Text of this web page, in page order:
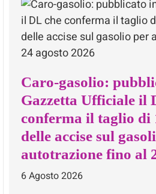
Caro-gasolio:
Gazzetta Ufficiale il
conferma il taglio di
delle accise sul
autotrazione fino al
6 Agosto 2026